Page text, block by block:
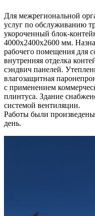
Для межрегиональной
услуг по обслуживанию
укороченный блок-
4000х2400х2600 мм.
рабочего помещения для
внутренняя отделка
сэндвич панелей.
влагозащитная
с применением
плинтуса. Здание
системой вентиляции.
Работы были произведены
день.